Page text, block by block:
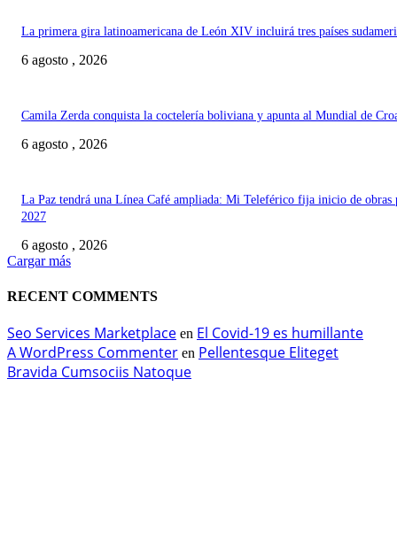
La primera gira latinoamericana de León XIV incluirá tres países
6 agosto , 2026
Camila Zerda conquista la coctelería boliviana y apunta al Mundial de
6 agosto , 2026
La Paz tendrá una Línea Café ampliada: Mi Teleférico fija inicio de obras
2027
6 agosto , 2026
Cargar más
RECENT COMMENTS
Seo Services Marketplace en El Covid-19 es humillante
A WordPress Commenter en Pellentesque Eliteget
Bravida Cumsociis Natoque